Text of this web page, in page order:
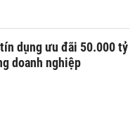
dụng ưu đãi 50.000 tỷ
doanh nghiệp